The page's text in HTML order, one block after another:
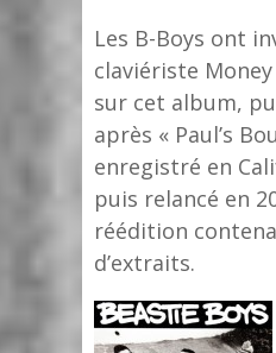
Les B-Boys ont
claviériste
sur cet album,
après « Paul’s
enregistré en
puis relancé en
réédition
d’extraits.